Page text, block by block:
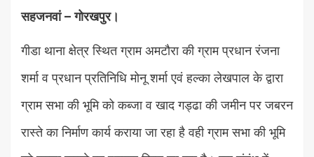
सहजनवां – गोरखपुर।
गीडा थाना क्षेत्र स्थित ग्राम अमटौरा की ग्राम प्रधान रंजना
शर्मा व प्रधान प्रतिनिधि मोनू शर्मा एवं हल्का लेखपाल के द्वारा
ग्राम सभा की भूमि को कब्जा व खाद गड्ढा की जमीन पर जबरन
रास्ते का निर्माण कार्य कराया जा रहा है वही ग्राम सभा की भूमि